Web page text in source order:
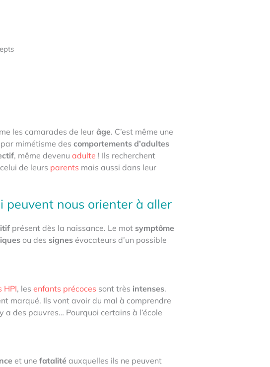
les camarades de leur âge. C’est même une
mimétisme des comportements d’adultes
, même devenu adulte ! Ils recherchent
de leurs parents mais aussi dans leur
peuvent nous orienter à aller
présent dès la naissance. Le mot symptôme
ou des signes évocateurs d’un possible
HPI, les enfants précoces sont très intenses.
marqué. Ils vont avoir du mal à comprendre
des pauvres… Pourquoi certains à l’école
et une fatalité auxquelles ils ne peuvent